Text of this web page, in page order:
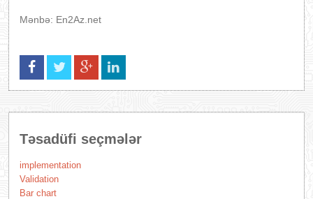
Mənbə: En2Az.net
Təsadüfi seçmələr
implementation
Validation
Bar chart